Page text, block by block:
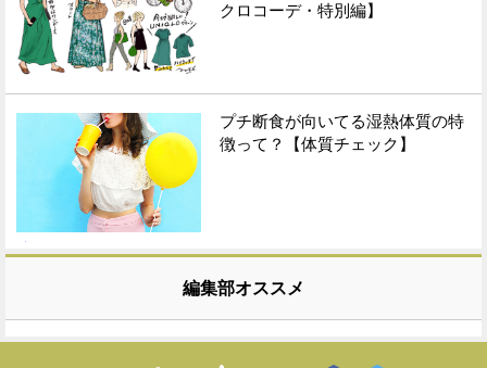
クロコーデ・特別編】
プチ断食が向いてる湿熱体質の特
徴って？【体質チェック】
編集部オススメ